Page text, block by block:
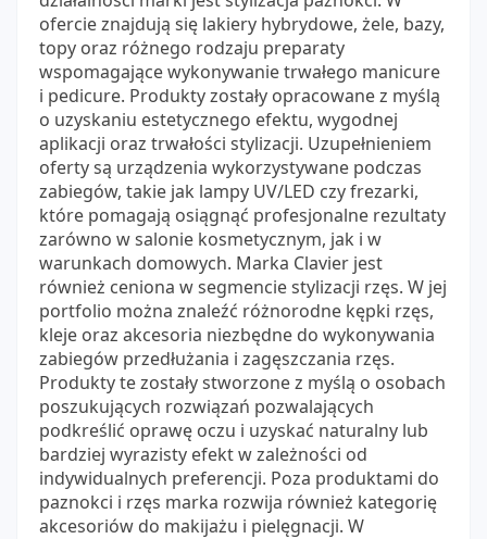
ofercie znajdują się lakiery hybrydowe, żele, bazy,
topy oraz różnego rodzaju preparaty
wspomagające wykonywanie trwałego manicure
i pedicure. Produkty zostały opracowane z myślą
o uzyskaniu estetycznego efektu, wygodnej
aplikacji oraz trwałości stylizacji. Uzupełnieniem
oferty są urządzenia wykorzystywane podczas
zabiegów, takie jak lampy UV/LED czy frezarki,
które pomagają osiągnąć profesjonalne rezultaty
zarówno w salonie kosmetycznym, jak i w
warunkach domowych. Marka Clavier jest
również ceniona w segmencie stylizacji rzęs. W jej
portfolio można znaleźć różnorodne kępki rzęs,
kleje oraz akcesoria niezbędne do wykonywania
zabiegów przedłużania i zagęszczania rzęs.
Produkty te zostały stworzone z myślą o osobach
poszukujących rozwiązań pozwalających
podkreślić oprawę oczu i uzyskać naturalny lub
bardziej wyrazisty efekt w zależności od
indywidualnych preferencji. Poza produktami do
paznokci i rzęs marka rozwija również kategorię
akcesoriów do makijażu i pielęgnacji. W